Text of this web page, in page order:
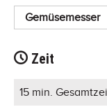
Gemüsemesser
Zeit
15 min.